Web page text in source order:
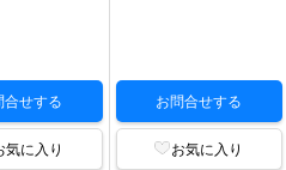
合せする
気に入り
お問合せする
お気に入り